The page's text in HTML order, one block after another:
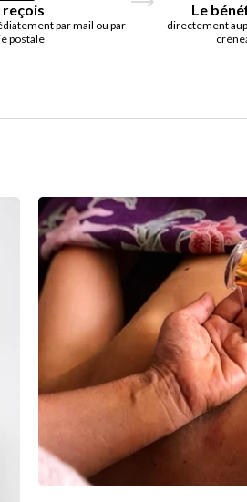
reçois
par mail ou par
postale
Le
directement